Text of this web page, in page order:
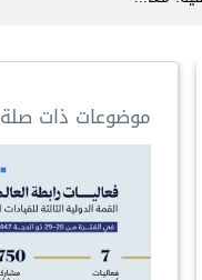
موضوعات ذات صلة